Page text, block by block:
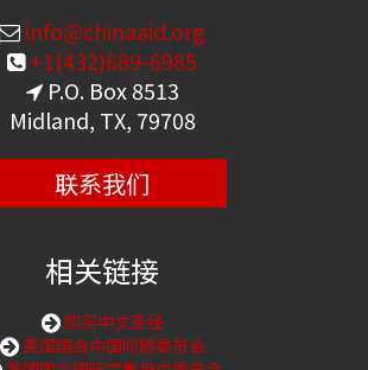
info@chinaaid.org
+1(432)689-6985
P.O. Box 8513
Midland, TX, 79708
联系我们
相关链接
购买中文圣经
美国国会中国问题委员会